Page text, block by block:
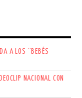
A LOS “BEBÉS
NACIONAL CON